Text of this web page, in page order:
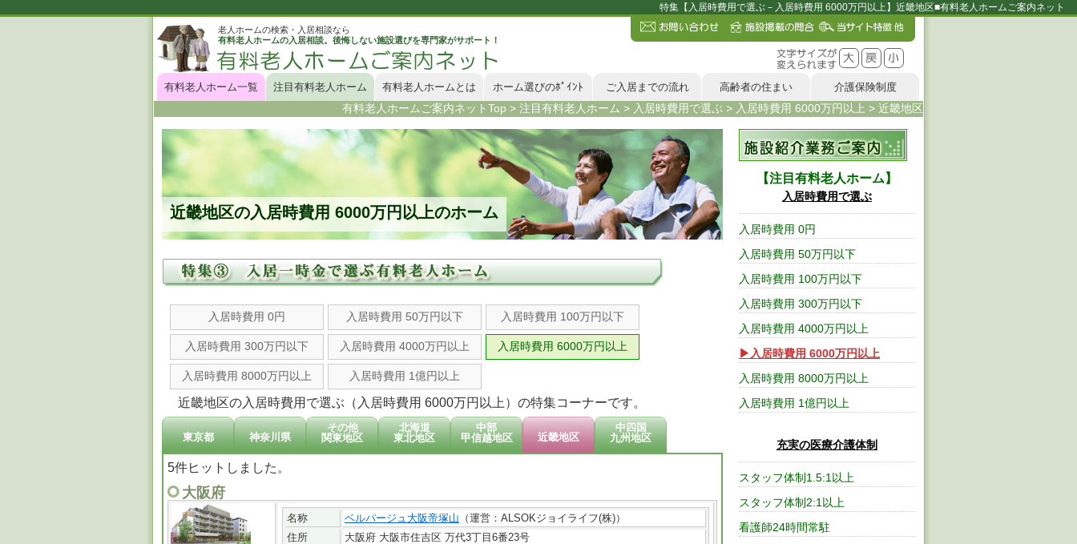
特集【入居時費用で選ぶ－入居時費用 6000万円以上】近畿地区■有料老人ホームご案内ネット
老人ホームの検索・入居相談なら
有料老人ホームの入居相談。後悔しない施設選びを専門家がサポート！
有料老人ホーム一覧 注目有料老人ホーム 有料老人ホームとは ホーム選びのﾎﾟｲﾝﾄ ご入居までの流れ 高齢者の住まい
介護保険制度
有料老人ホームご案内ネットTop > 注目有料老人ホーム > 入居時費用で選ぶ > 入居時費用 6000万円以上 > 近畿地区
近畿地区の入居時費用 6000万円以上のホーム
入居時費用 0円 入居時費用 50万円以下 入居時費用 100万円以下
入居時費用 300万円以下 入居時費用 4000万円以上 入居時費用 6000万円以上
入居時費用 8000万円以上 入居時費用 1億円以上
近畿地区の入居時費用で選ぶ（入居時費用 6000万円以上）の特集コーナーです。
東京都 神奈川県
その他
関東地区
北海道
東北地区
中部
甲信越地区
近畿地区
中四国
九州地区
5件ヒットしました。
大阪府
名称 ベルパージュ大阪帝塚山 （運営：ALSOKジョイライフ(株)）
住所
大阪府 大阪市住吉区 万代3丁目6番23号
注目有料老人ホーム
入居時費用で選ぶ
入居時費用 0円
入居時費用 50万円以下
入居時費用 100万円以下
入居時費用 300万円以下
入居時費用 4000万円以上
入居時費用 6000万円以上
入居時費用 8000万円以上
入居時費用 1億円以上
充実の医療介護体制
スタッフ体制1.5:1以上
スタッフ体制2:1以上
看護師24時間常駐